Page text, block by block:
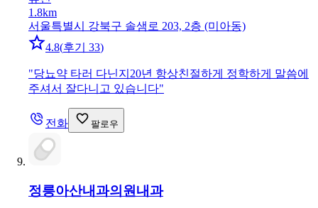
1.8km
서울특별시 강북구 솔샘로 203, 2층 (미아동)
4.8(후기 33)
"당뇨약 타러 다닌지20년 항상친절하게 정학하게 말씀에
주셔서 잘다니고 있습니다"
전화 팔로우
정릉아산내과의원 내과